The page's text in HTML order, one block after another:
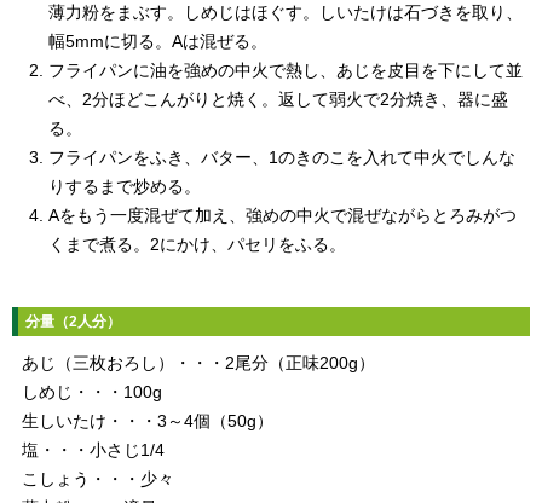
薄力粉をまぶす。しめじはほぐす。しいたけは石づきを取り、
幅5mmに切る。Aは混ぜる。
フライパンに油を強めの中火で熱し、あじを皮目を下にして並
べ、2分ほどこんがりと焼く。返して弱火で2分焼き、器に盛
る。
フライパンをふき、バター、1のきのこを入れて中火でしんな
りするまで炒める。
Aをもう一度混ぜて加え、強めの中火で混ぜながらとろみがつ
くまで煮る。2にかけ、パセリをふる。
分量（2人分）
あじ（三枚おろし）・・・2尾分（正味200g）
しめじ・・・100g
生しいたけ・・・3～4個（50g）
塩・・・小さじ1/4
こしょう・・・少々